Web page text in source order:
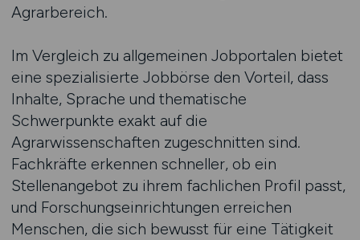
Agrarbereich.
Im Vergleich zu allgemeinen Jobportalen bietet
eine spezialisierte Jobbörse den Vorteil, dass
Inhalte, Sprache und thematische
Schwerpunkte exakt auf die
Agrarwissenschaften zugeschnitten sind.
Fachkräfte erkennen schneller, ob ein
Stellenangebot zu ihrem fachlichen Profil passt,
und Forschungseinrichtungen erreichen
Menschen, die sich bewusst für eine Tätigkeit